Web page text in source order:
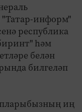
информ"
республика
һәм
белән
билгеләп
иң